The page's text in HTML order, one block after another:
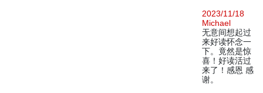
2023/11/18
Michael
无意间想起过
来好读怀念一
下。竟然是惊
喜！好读活过
来了！感恩 感
谢。